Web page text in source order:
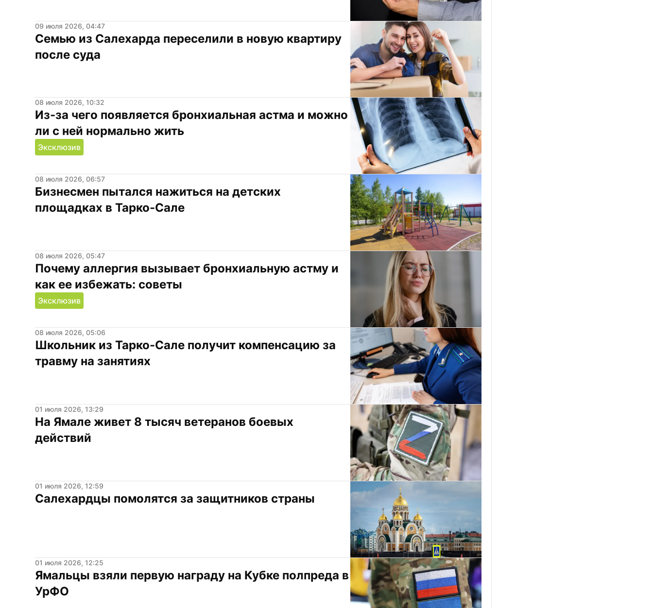
09 июля 2026, 04:47
Семью из Салехарда переселили в новую квартиру
после суда
08 июля 2026, 10:32
Из-за чего появляется бронхиальная астма и можно
ли с ней нормально жить
Эксклюзив
08 июля 2026, 06:57
Бизнесмен пытался нажиться на детских
площадках в Тарко-Сале
08 июля 2026, 05:47
Почему аллергия вызывает бронхиальную астму и
как ее избежать: советы
Эксклюзив
08 июля 2026, 05:06
Школьник из Тарко-Сале получит компенсацию за
травму на занятиях
01 июля 2026, 13:29
На Ямале живет 8 тысяч ветеранов боевых
действий
01 июля 2026, 12:59
Салехардцы помолятся за защитников страны
01 июля 2026, 12:25
Ямальцы взяли первую награду на Кубке полпреда в
УрФО